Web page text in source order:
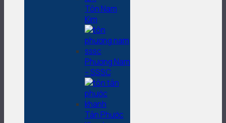
Tôn Nam
Kim
Phương Nam
– SSSC
Tân Phước